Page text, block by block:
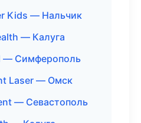
Kids — Нальчик
— Калуга
— Симферополь
Laser — Омск
— Севастополь